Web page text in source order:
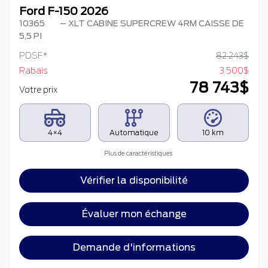
Ford F-150 2026
10365
– XLT CABINE SUPERCREW 4RM CAISSE DE
5,5 PI
PDSF* 82 243$
Rabais
3 500$
Votre prix
78 743$
4×4 Automatique 10 km
Plus de caractéristiques
Vérifier la disponibilité
Évaluer mon échange
Demande d'informations